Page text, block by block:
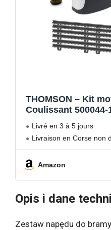
THOMSON – Kit
Coulissant
connecté + 1
Livré en 3 à 5 jours
Livraison en Corse non
Amazon
Opis i dane
Zestaw napędu do